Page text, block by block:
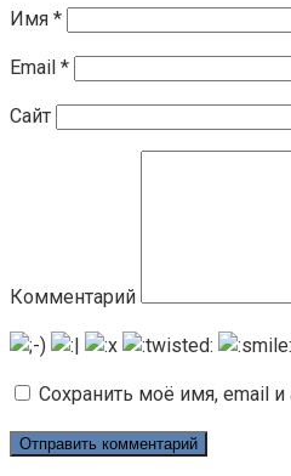
Имя *
Email *
Сайт
Комментарий
Сохранить моё имя, email